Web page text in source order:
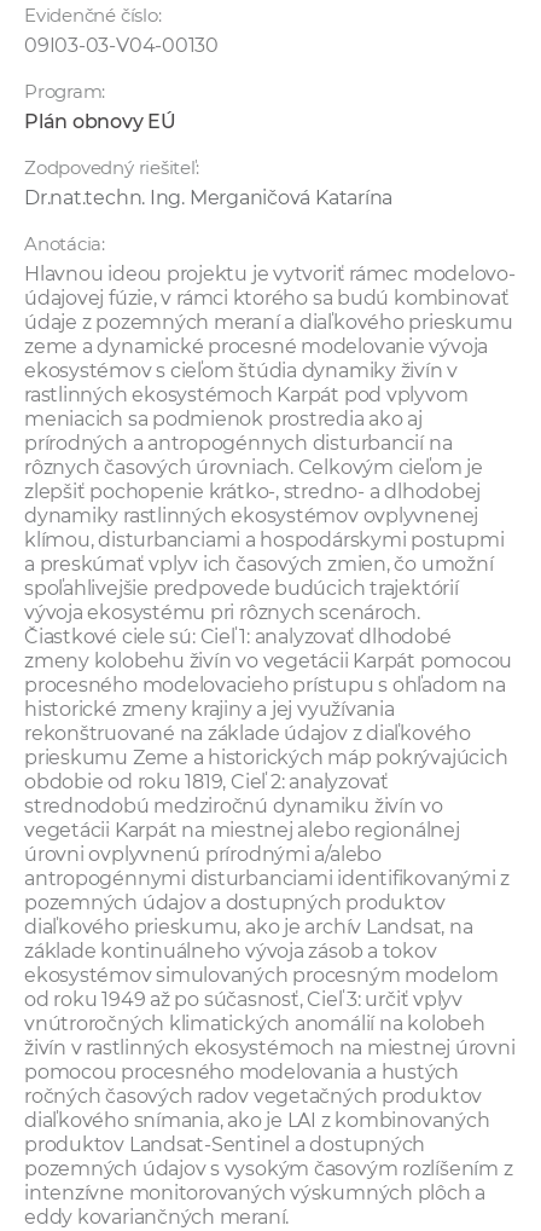
Evidenčné číslo:
09I03-03-V04-00130
Program:
Plán obnovy EÚ
Zodpovedný riešiteľ:
Dr.nat.techn. Ing. Merganičová Katarína
Anotácia:
Hlavnou ideou projektu je vytvoriť rámec modelovo-
údajovej fúzie, v rámci ktorého sa budú kombinovať
údaje z pozemných meraní a diaľkového prieskumu
zeme a dynamické procesné modelovanie vývoja
ekosystémov s cieľom štúdia dynamiky živín v
rastlinných ekosystémoch Karpát pod vplyvom
meniacich sa podmienok prostredia ako aj
prírodných a antropogénnych disturbancií na
rôznych časových úrovniach. Celkovým cieľom je
zlepšiť pochopenie krátko-, stredno- a dlhodobej
dynamiky rastlinných ekosystémov ovplyvnenej
klímou, disturbanciami a hospodárskymi postupmi
a preskúmať vplyv ich časových zmien, čo umožní
spoľahlivejšie predpovede budúcich trajektórií
vývoja ekosystému pri rôznych scenároch.
Čiastkové ciele sú: Cieľ 1: analyzovať dlhodobé
zmeny kolobehu živín vo vegetácii Karpát pomocou
procesného modelovacieho prístupu s ohľadom na
historické zmeny krajiny a jej využívania
rekonštruované na základe údajov z diaľkového
prieskumu Zeme a historických máp pokrývajúcich
obdobie od roku 1819, Cieľ 2: analyzovať
strednodobú medziročnú dynamiku živín vo
vegetácii Karpát na miestnej alebo regionálnej
úrovni ovplyvnenú prírodnými a/alebo
antropogénnymi disturbanciami identifikovanými z
pozemných údajov a dostupných produktov
diaľkového prieskumu, ako je archív Landsat, na
základe kontinuálneho vývoja zásob a tokov
ekosystémov simulovaných procesným modelom
od roku 1949 až po súčasnosť, Cieľ 3: určiť vplyv
vnútroročných klimatických anomálií na kolobeh
živín v rastlinných ekosystémoch na miestnej úrovni
pomocou procesného modelovania a hustých
ročných časových radov vegetačných produktov
diaľkového snímania, ako je LAI z kombinovaných
produktov Landsat-Sentinel a dostupných
pozemných údajov s vysokým časovým rozlíšením z
intenzívne monitorovaných výskumných plôch a
eddy kovariančných meraní.